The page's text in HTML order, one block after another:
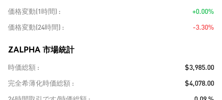
価格変動(1時間)
+0.00%
価格変動(24時間)
-3.30%
ZALPHA 市場統計
時価総額
$3,985.00
完全希薄化時価総額
$4,078.00